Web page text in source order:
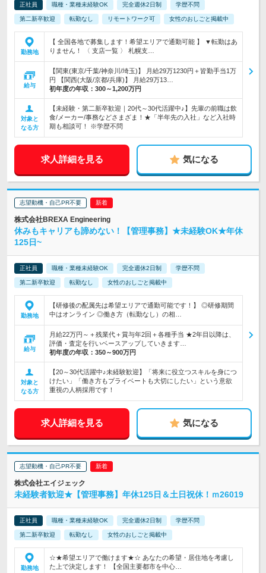
正社員 職種・業種未経験OK 完全週休2日制 学歴不問
第二新卒歓迎 転勤なし リモートワーク可 女性のおしごと掲載中
勤務地
【 全国各地で募集します！希望エリアで通勤可能 】 ▼転勤はあ
りません！ 〈 支店一覧 〉 札幌支…
給与
【関東(東京/千葉/神奈川/埼玉)】 月給29万1230円＋皆勤手当1万
円 【関西(大阪/京都/兵庫)】 月給29万13…
初年度の年収： 300～1,200万円
対象と
なる方
【未経験・第二新卒歓迎｜20代～30代活躍中♪】先輩の前職は飲
食/メーカー/事務などさまざま！★「半年先の入社」など入社時
期も相談可！ ※学歴不問
求人詳細を見る 気になる
志望動機・自己PR不要
株式会社BREXA Engineering
休みもキャリアも諦めない！【管理事務】★未経験OK★年休
125日~
正社員 職種・業種未経験OK 完全週休2日制 学歴不問
第二新卒歓迎 転勤なし 女性のおしごと掲載中
勤務地
【研修後の配属先は希望エリアで通勤可能です！】 ◎研修期間
中はオンライン ◎働き方（転勤なし）の相…
給与
月給22万円～＋残業代＋賞与年2回＋各種手当 ★2年目以降は、
評価・査定を行いベースアップしていきます…
初年度の年収： 350～900万円
対象と
なる方
【20～30代活躍中♪未経験歓迎】「将来に役立つスキルを身につ
けたい」「働き方もプライベートも大切にしたい」という意欲
重視の人柄採用です！
求人詳細を見る 気になる
志望動機・自己PR不要
株式会社エイジェック
未経験者歓迎★【管理事務】年休125日＆土日祝休！ｍ26019
正社員 職種・業種未経験OK 完全週休2日制 学歴不問
第二新卒歓迎 転勤なし 女性のおしごと掲載中
勤務地
☆★希望エリアで働けます★☆ あなたの希望・居住地を考慮し
た上で決定します！ 【全国主要都市を中心…